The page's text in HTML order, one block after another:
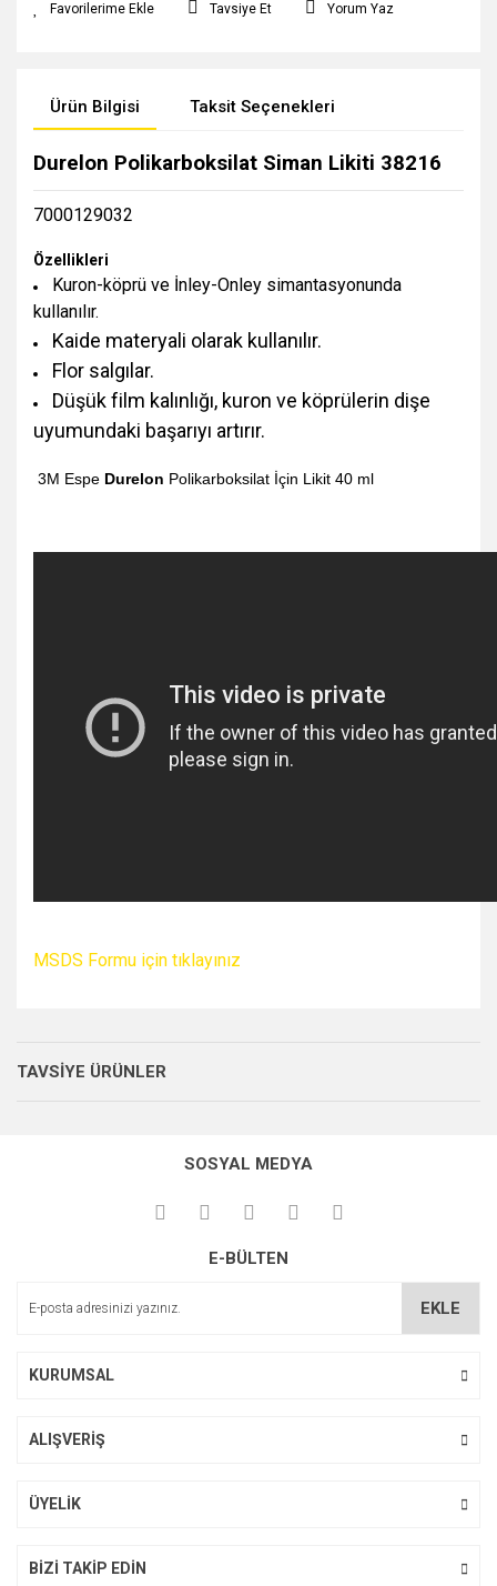
Tavsiye Et Yorum Yaz
Ürün Bilgisi Taksit Seçenekleri
Durelon Polikarboksilat Siman Likiti 38216
7000129032
Özellikleri
Kuron-köprü ve İnley-Onley simantasyonunda
kullanılır.
Kaide materyali olarak kullanılır.
Flor salgılar.
Düşük film kalınlığı, kuron ve köprülerin dişe
uyumundaki başarıyı artırır.
3M Espe Durelon Polikarboksilat İçin Likit 40 ml
MSDS Formu için tıklayınız
TAVSİYE ÜRÜNLER
Cavit-G
SOSYAL MEDYA
E-BÜLTEN
EKLE
KURUMSAL
ALIŞVERİŞ
ÜYELİK
BİZİ TAKİP EDİN